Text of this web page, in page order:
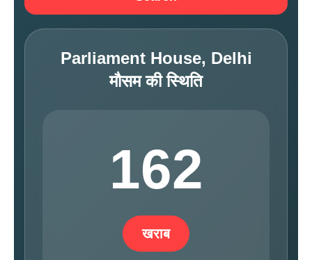
Parliament House, Delhi
मौसम की स्थिति
162
खराब